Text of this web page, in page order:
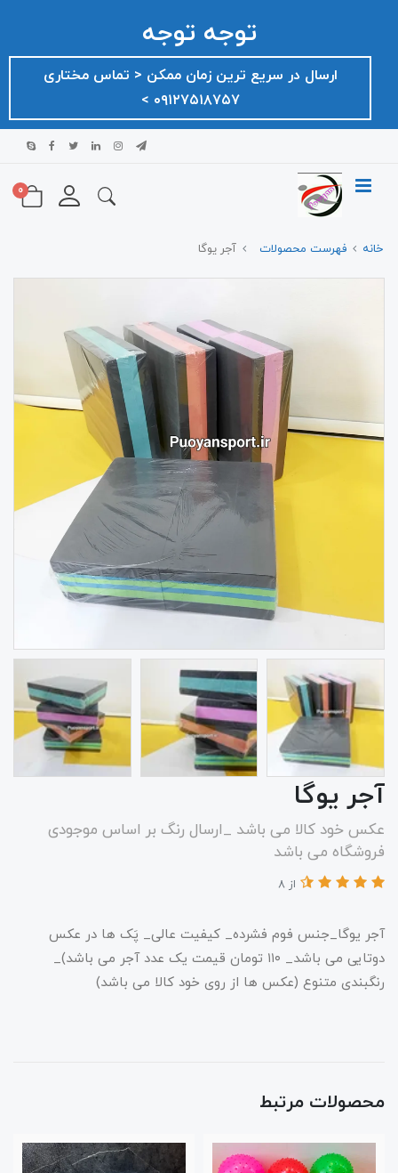
توجه توجه
ارسال در سریع ترین زمان ممکن ‌< تماس مختاری
۰۹۱۲۷۵۱۸۷۵۷ >
0
خانه فهرست محصولات آجر یوگا
آجر یوگا
عکس خود کالا می باشد _ارسال رنگ بر اساس موجودی
فروشگاه می باشد
از 8
آجر یوگا_جنس فوم فشرده_ کیفیت عالی_ پَک ها در عکس
دوتایی می باشد_ ۱۱۰ تومان قیمت یک عدد آجر می باشد)_
رنگبندی متنوع (عکس ها از روی خود کالا می باشد)
محصولات مرتبط